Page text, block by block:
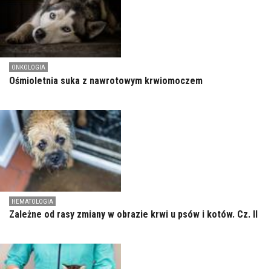
ONKOLOGIA
Ośmioletnia suka z nawrotowym krwiomoczem
HEMATOLOGIA
Zależne od rasy zmiany w obrazie krwi u psów i kotów. Cz. II